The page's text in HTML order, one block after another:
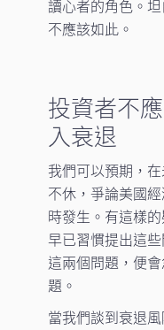
讀心者的角色。
不應該如此。
投資者不
入衰退
我們可以預期，
不休，爭論美國
時發生。有這樣
早已習慣提出這
這兩個問題，便
題。
當我們談到衰退